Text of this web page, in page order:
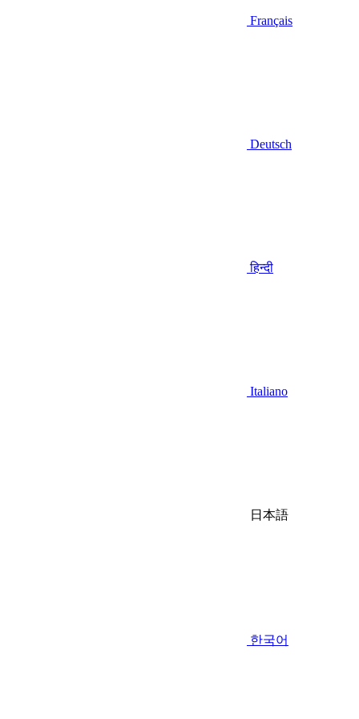
Français
Deutsch
हिन्दी
Italiano
日本語
한국어